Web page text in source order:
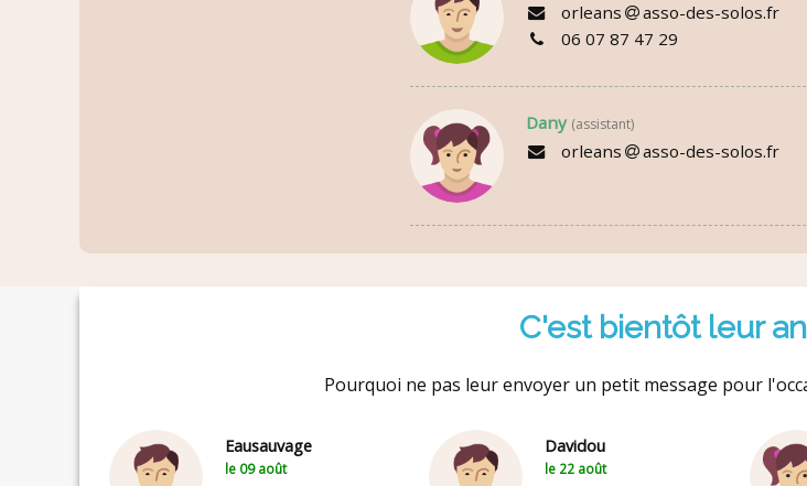
orleans
asso-des-solos.fr
06 07 87 47 29
Dany (assistant)
orleans asso-des-solos.fr
C'est bientôt leur
Pourquoi ne pas leur envoyer un petit message pour
Eausauvage
le 09 août
Davidou
le 22 août